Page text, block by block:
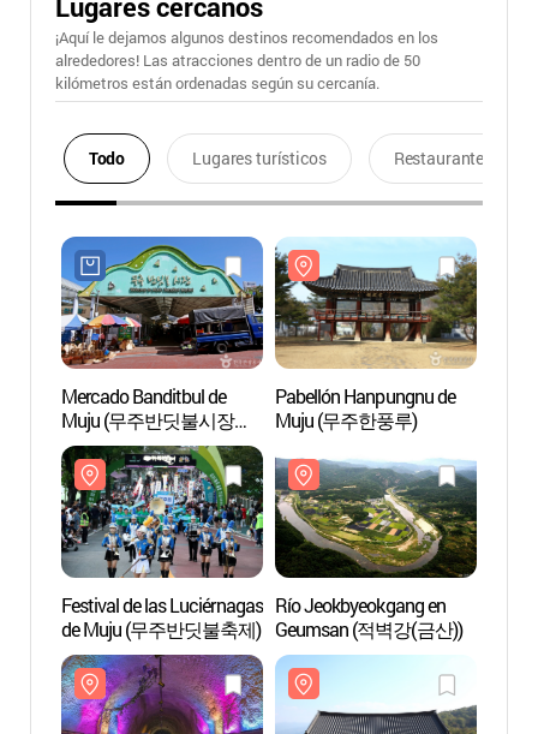
¡Aquí le dejamos algunos destinos recomendados en los
alrededores! Las atracciones dentro de un radio de 50
kilómetros están ordenadas según su cercanía.
Todo Lugares turísticos Restaurantes
Mercado Banditbul de
Muju (무주반딧불시장
(무주반딧불장터) (1, 6일))
Pabellón Hanpungnu de
Muju (무주한풍루)
Festival de las Luciérnagas
de Muju (무주반딧불축제)
Río Jeokbyeokgang en
Geumsan (적벽강(금산))